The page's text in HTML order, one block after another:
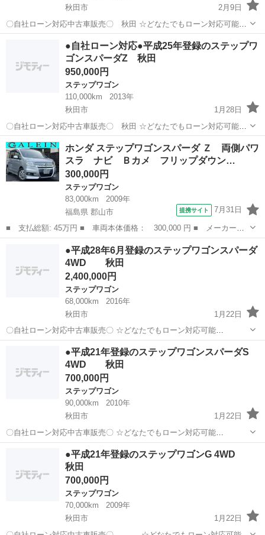
秋田市
2月9日
〇自社ローン対応中古車販売〇 秋田 ☆どなたでもローン対応可能
☆ １、勤続年数の短い方や自営業の方 ２、パートを
される主婦の方や派遣社員の方 ３、自己破産等をされた方やローンが
組めない方 ４、他...
ステップワゴン 車両
●自社ローン対応●平成25年登録のステップワ
ゴンスパーダZ 秋田
950,000円
ステップワゴン
110,000km
2013年
秋田市
1月28日
〇自社ローン対応中古車販売〇 秋田 ☆どなたでもローン対応可能
☆ １、勤続年数の短い方や自営業の方 ２、パートを
される主婦の方や派遣社員の方 ３、自己破産等をされた方やローンが
組めない方 ４、他...
秋田 秋田市 ステップワゴン 車両
ホンダ ステップワゴンスパーダ Ｚ 両側パワ
スラ ナビ Ｂカメ フリップダウン…
300,000円
ステップワゴン
83,000km
2009年
福島県 郡山市
提携サイト 7月31日
■ 支払総額: 45万円 ■ 車両本体価格： 300,000 円 ■ メーカー
名： ホンダ ■ 車種名： ステップワゴンスパーダ ■ グレード
名： Ｚ 両側パワスラ ナビ Ｂカメ フリップダウンモニタ Ｈ
ＩＤ フルセグ Ｅ...
ステップワゴン
●平成28年6月登録のステップワゴンスパーダ
4WD 秋田
2,400,000円
ステップワゴン
68,000km
2016年
秋田市
1月22日
〇自社ローン対応中古車販売〇 ☆どなたでもローン対応可能
☆ １、勤続年数の短い方や自営業の方 ２、パートを
される主婦の方や派遣社員の方 ３、自己破産等をされた方やローンが
組めない方 ４、他社様で...
ステップワゴン
●平成21年登録のステップワゴンスパーダS
4WD 秋田
700,000円
ステップワゴン
90,000km
2010年
秋田市
1月22日
〇自社ローン対応中古車販売〇 ☆どなたでもローン対応可能
☆ １、勤続年数の短い方や自営業の方 ２、パ
ートをされる主婦の方や派遣社員の方 ３、自己破産等をされた方やロ
ーンが組めない方 ４、他...
ステップワゴン
●平成21年登録のステップワゴンG 4WD
秋田
700,000円
ステップワゴン
70,000km
2009年
秋田市
1月22日